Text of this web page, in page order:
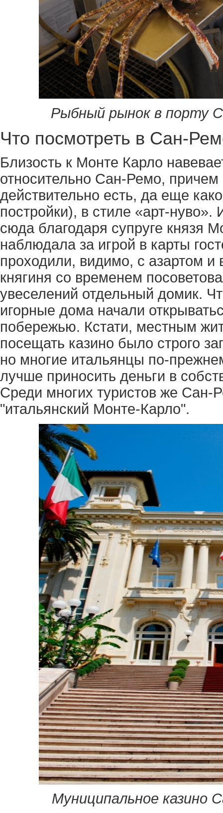
Рыбный рынок в порту
Что посмотреть в Сан-
Близость к Монте Карло
относительно Сан-Ремо, причем
действительно есть, да еще
постройки), в стиле «арт-
сюда благодаря супруге князя
наблюдала за игрой в карты
проходили, видимо, с азартом
княгиня со временем
увеселений отдельный домик.
игорные дома начали
побережью. Кстати, местным
посещать казино было строго
но многие итальянцы по-
лучше приносить деньги в
Среди многих туристов же Сан-
"итальянский Монте-Карло".
Муниципальное казино